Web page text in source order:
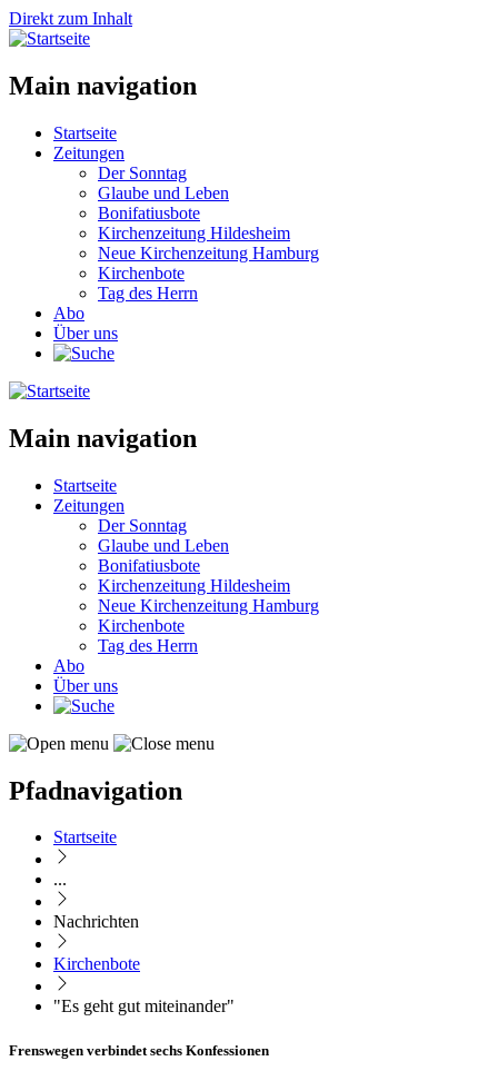
Direkt zum Inhalt
Main navigation
Startseite
Zeitungen
Der Sonntag
Glaube und Leben
Bonifatiusbote
Kirchenzeitung Hildesheim
Neue Kirchenzeitung Hamburg
Kirchenbote
Tag des Herrn
Abo
Über uns
Main navigation
Startseite
Zeitungen
Der Sonntag
Glaube und Leben
Bonifatiusbote
Kirchenzeitung Hildesheim
Neue Kirchenzeitung Hamburg
Kirchenbote
Tag des Herrn
Abo
Über uns
Pfadnavigation
Startseite
...
Nachrichten
Kirchenbote
"Es geht gut miteinander"
Frenswegen verbindet sechs Konfessionen